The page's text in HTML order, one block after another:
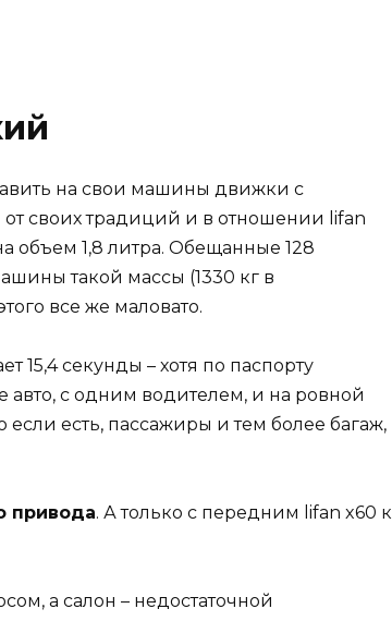
на свои машины движки с
своих традиций и в отношении lifan
объем 1,8 литра. Обещанные 128
такой массы (1330 кг в
все же маловато.
15,4 секунды – хотя по паспорту
авто, с одним водителем, и на ровной
если есть, пассажиры и тем более багаж,
привода. А только с передним lifan x60 к
а салон – недостаточной